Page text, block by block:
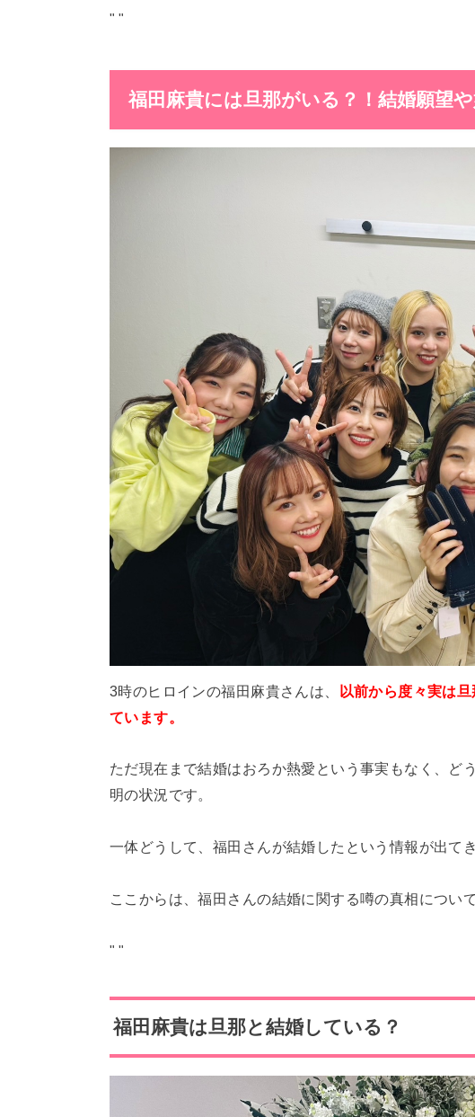
" "
福田麻貴には旦那がいる？！結婚願望
3時のヒロインの福田麻貴さんは、
以前から度々実は
ています。
ただ現在まで結婚はおろか熱愛という事実もなく、ど
明の状況です。
一体どうして、福田さんが結婚したという情報が出て
ここからは、福田さんの結婚に関する噂の真相につい
" "
福田 麻貴は旦那と結婚している？